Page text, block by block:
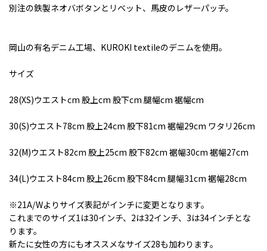
別注の鉄製ネオバボタンとリベット、馬皮のレザーパッチ。
岡山の有名デニム工場、KUROKI textileのデニムを使用。
サイズ
28(XS)ウエストcm 股上cm 股下cm 腿幅cm 裾幅cm
30(S)ウエスト78cm 股上24cm 股下81cm 裾幅29cm ワタリ26cm
32(M)ウエスト82cm 股上25cm 股下82cm 裾幅30cm 裾幅27cm
34(L)ウエスト84cm 股上26cm 股下84cm 腿幅31cm 裾幅28cm
※21A/Wよりサイズ表記がインチに変更となります。
これまでのサイズ1は30インチ、2は32インチ、3は34インチとな
ります。
新たに女性の方にもオススメなサイズ28も加わります。